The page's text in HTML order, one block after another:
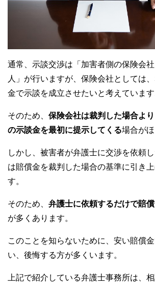
通常、示談交渉は「加害者側の保険会
人」が行いますが、保険会社としては
金で示談を成立させたいと考えています
そのため、 保険会社は裁判した場合よ
の示談金を最初に提示してくる場合がほ
しかし、被害者が弁護士に交渉を依頼
は賠償金を裁判した場合の基準に引き
す。
そのため、 弁護士に依頼するだけで賠
が多くあります。
このことを知らないために、安い賠償
い、後悔する方が多くいます。
上記で紹介している弁護士事務所は、